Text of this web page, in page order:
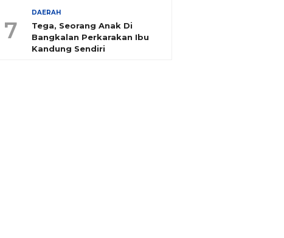
7
DAERAH
Tega, Seorang Anak Di
Bangkalan Perkarakan Ibu
Kandung Sendiri